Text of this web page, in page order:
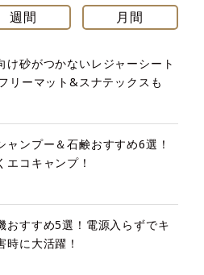
週間 月間
け砂がつかないレジャーシート
リーマット&スナテックスも
ャンプー＆石鹸おすすめ6選！
エコキャンプ！
おすすめ5選！電源入らずでキ
時に大活躍！